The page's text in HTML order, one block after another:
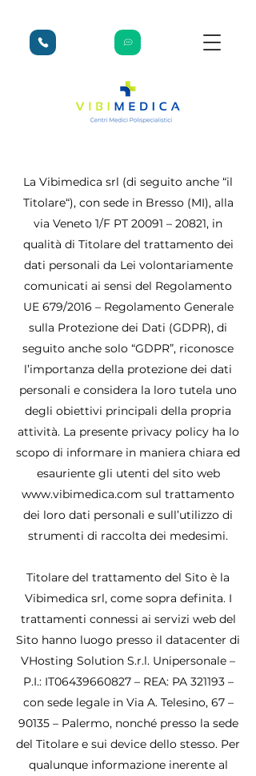
La Vibimedica srl (di seguito anche “il
Titolare“), con sede in Bresso (MI), alla
via Veneto 1/F PT 20091 – 20821, in
qualità di Titolare del trattamento dei
dati personali da Lei volontariamente
comunicati ai sensi del Regolamento
UE 679/2016 – Regolamento Generale
sulla Protezione dei Dati (GDPR), di
seguito anche solo “GDPR”, riconosce
l’importanza della protezione dei dati
personali e considera la loro tutela uno
degli obiettivi principali della propria
attività. La presente privacy policy ha lo
scopo di informare in maniera chiara ed
esauriente gli utenti del sito web
www.vibimedica.com sul trattamento
dei loro dati personali e sull’utilizzo di
strumenti di raccolta dei medesimi.
Titolare del trattamento del Sito è la
Vibimedica srl, come sopra definita. I
trattamenti connessi ai servizi web del
Sito hanno luogo presso il datacenter di
VHosting Solution S.r.l. Unipersonale –
P.I.: IT06439660827 – REA: PA 321193 –
con sede legale in Via A. Telesino, 67 –
90135 – Palermo, nonché presso la sede
del Titolare e sui device dello stesso. Per
qualunque informazione inerente al